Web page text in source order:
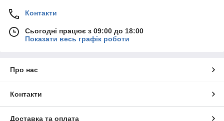
Контакти
Сьогодні працює з 09:00 до 18:00
Показати весь графік роботи
Про нас
Контакти
Доставка та оплата